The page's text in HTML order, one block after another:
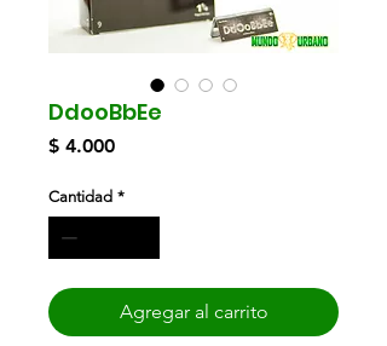
DdooBbEe
$ 4.000Precio
Cantidad *
Agregar al carrito